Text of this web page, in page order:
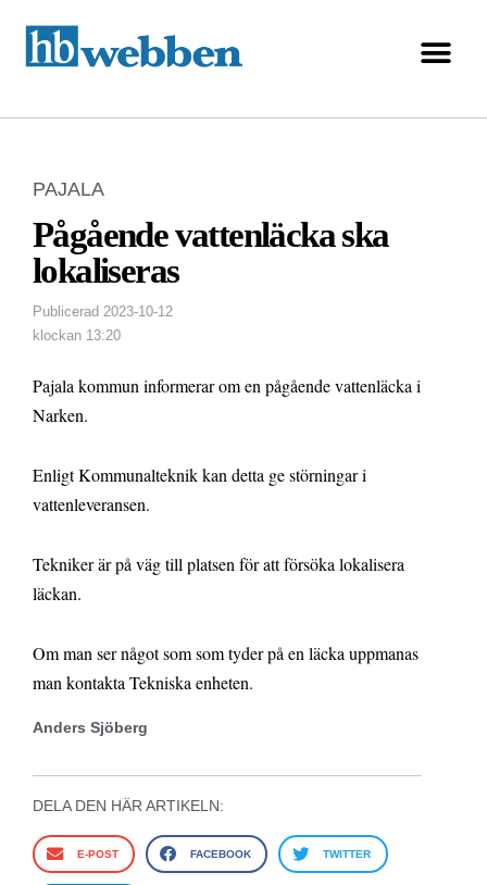
PAJALA
Pågående vattenläcka ska
lokaliseras
Publicerad 2023-10-12
klockan 13:20
Pajala kommun informerar om en pågående vattenläcka i
Narken.
Enligt Kommunalteknik kan detta ge störningar i
vattenleveransen.
Tekniker är på väg till platsen för att försöka lokalisera
läckan.
Om man ser något som som tyder på en läcka uppmanas
man kontakta Tekniska enheten.
Anders Sjöberg
DELA DEN HÄR ARTIKELN:
E-POST FACEBOOK TWITTER